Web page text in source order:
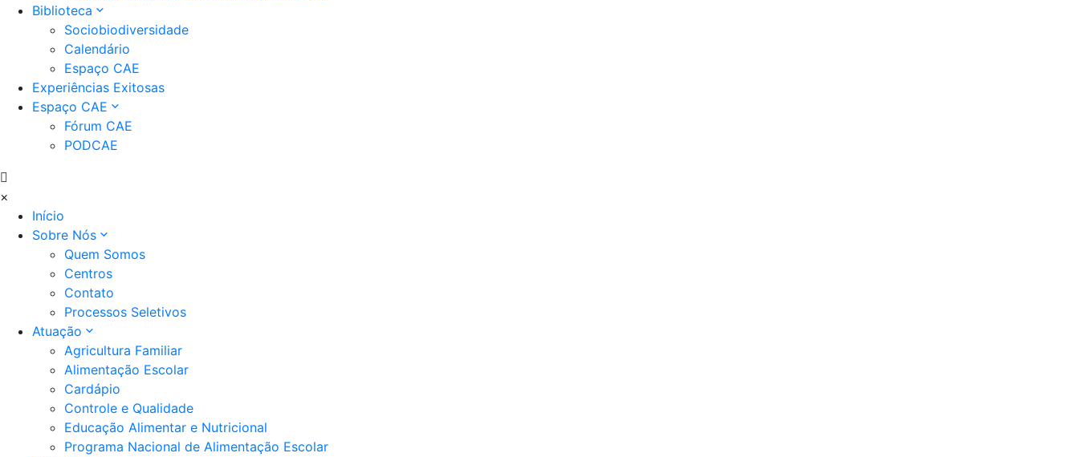
Biblioteca
Sociobiodiversidade
Calendário
Espaço CAE
Experiências Exitosas
Espaço CAE
Fórum CAE
PODCAE
×
Início
Sobre Nós
Quem Somos
Centros
Contato
Processos Seletivos
Atuação
Agricultura Familiar
Alimentação Escolar
Cardápio
Controle e Qualidade
Educação Alimentar e Nutricional
Programa Nacional de Alimentação Escolar